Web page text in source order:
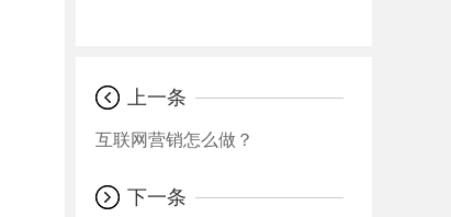
上一条
互联网营销怎么做？
下一条